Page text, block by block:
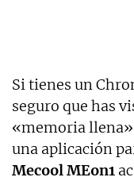
Si tienes un
seguro que has
«memoria
una aplicación
Mecool MEon1